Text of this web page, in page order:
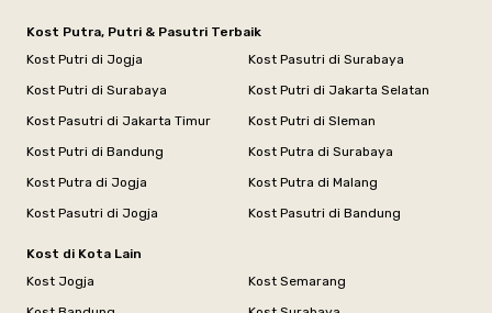
Kost Putra, Putri & Pasutri Terbaik
Kost Putri di Jogja
Kost Pasutri di Surabaya
Kost Putri di Surabaya
Kost Putri di Jakarta Selatan
Kost Pasutri di Jakarta Timur
Kost Putri di Sleman
Kost Putri di Bandung
Kost Putra di Surabaya
Kost Putra di Jogja
Kost Putra di Malang
Kost Pasutri di Jogja
Kost Pasutri di Bandung
Kost di Kota Lain
Kost Jogja
Kost Semarang